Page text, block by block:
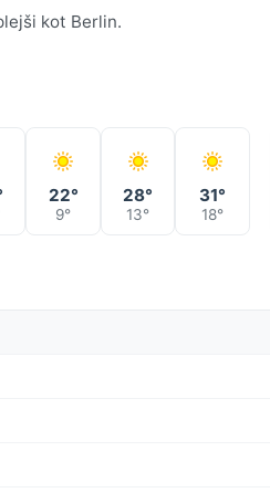
kot Berlin.
22°
9°
28°
13°
31°
18°